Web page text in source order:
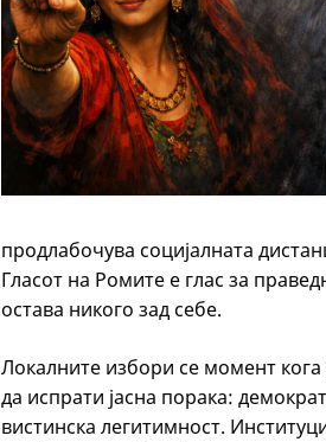
продлабочува социјалната
Гласот на Ромите е глас за
остава никого зад себе.
Локалните избори се момент
да испрати јасна порака:
вистинска легитимност.